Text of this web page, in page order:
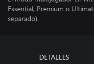
Essential, Premium o
separado).
DETALLES